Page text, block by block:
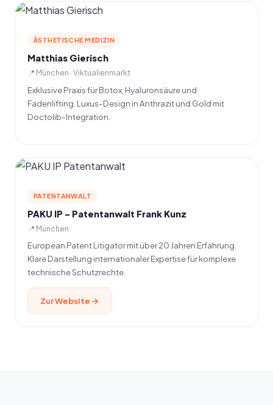
ÄSTHETISCHE MEDIZIN
Matthias Gierisch
📍 München · Viktualienmarkt
Exklusive Praxis für Botox, Hyaluronsäure und
Fadenlifting. Luxus-Design in Anthrazit und Gold mit
Doctolib-Integration.
PATENTANWALT
PAKU IP – Patentanwalt Frank Kunz
📍 München
European Patent Litigator mit über 20 Jahren Erfahrung.
Klare Darstellung internationaler Expertise für komplexe
technische Schutzrechte.
Zur Website →